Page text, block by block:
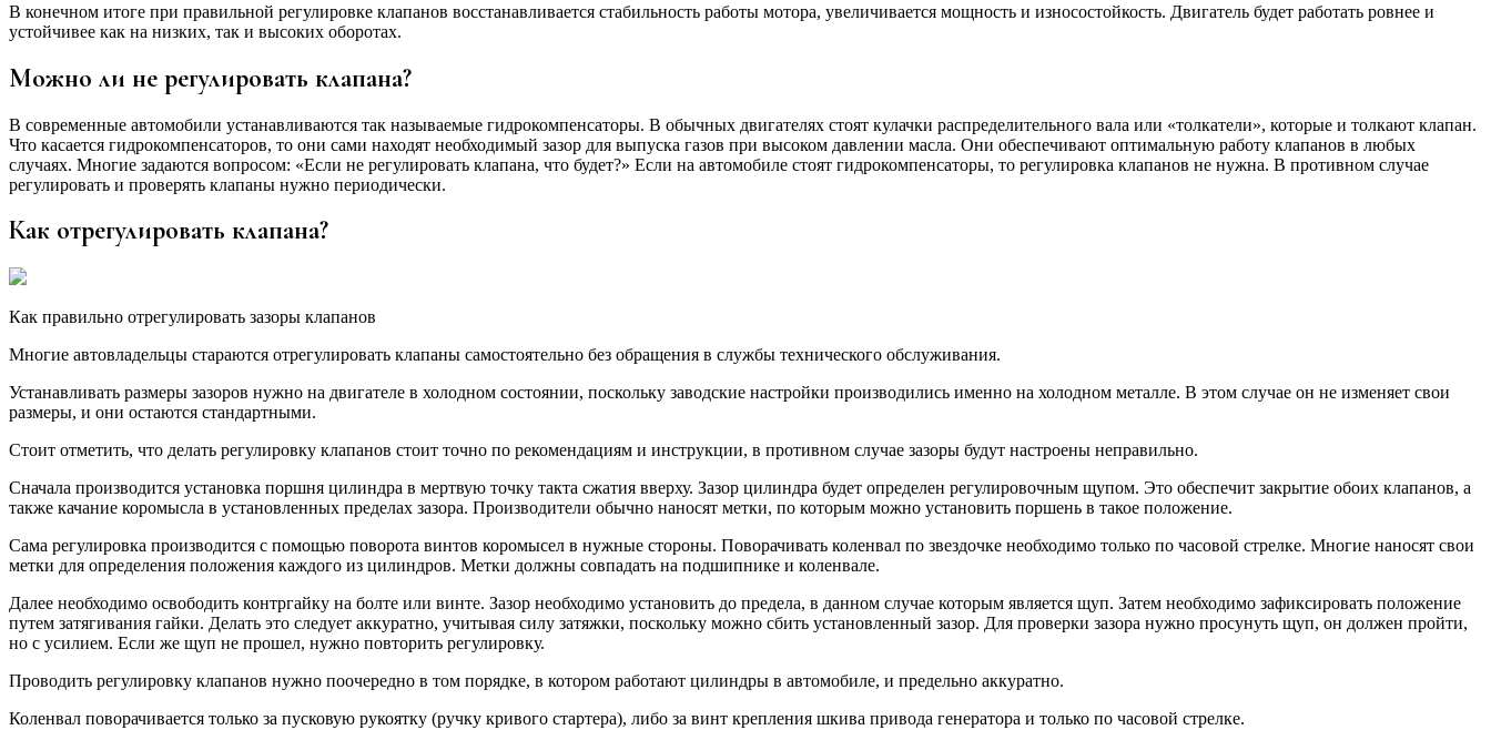
В конечном итоге при правильной регулировке клапанов восстанавливается стабильность работы мотора, увеличивается мощность и износостойкость. Двигатель будет работать ровнее и
устойчивее как на низких, так и высоких оборотах.
Можно ли не регулировать клапана?
В современные автомобили устанавливаются так называемые гидрокомпенсаторы. В обычных двигателях стоят кулачки распределительного вала или «толкатели», которые и толкают клапан.
Что касается гидрокомпенсаторов, то они сами находят необходимый зазор для выпуска газов при высоком давлении масла. Они обеспечивают оптимальную работу клапанов в любых
случаях. Многие задаются вопросом: «Если не регулировать клапана, что будет?» Если на автомобиле стоят гидрокомпенсаторы, то регулировка клапанов не нужна. В противном случае
регулировать и проверять клапаны нужно периодически.
Как отрегулировать клапана?
Как правильно отрегулировать зазоры клапанов
Многие автовладельцы стараются отрегулировать клапаны самостоятельно без обращения в службы технического обслуживания.
Устанавливать размеры зазоров нужно на двигателе в холодном состоянии, поскольку заводские настройки производились именно на холодном металле. В этом случае он не изменяет свои
размеры, и они остаются стандартными.
Стоит отметить, что делать регулировку клапанов стоит точно по рекомендациям и инструкции, в противном случае зазоры будут настроены неправильно.
Сначала производится установка поршня цилиндра в мертвую точку такта сжатия вверху. Зазор цилиндра будет определен регулировочным щупом. Это обеспечит закрытие обоих клапанов, а
также качание коромысла в установленных пределах зазора. Производители обычно наносят метки, по которым можно установить поршень в такое положение.
Сама регулировка производится с помощью поворота винтов коромысел в нужные стороны. Поворачивать коленвал по звездочке необходимо только по часовой стрелке. Многие наносят свои
метки для определения положения каждого из цилиндров. Метки должны совпадать на подшипнике и коленвале.
Далее необходимо освободить контргайку на болте или винте. Зазор необходимо установить до предела, в данном случае которым является щуп. Затем необходимо зафиксировать положение
путем затягивания гайки. Делать это следует аккуратно, учитывая силу затяжки, поскольку можно сбить установленный зазор. Для проверки зазора нужно просунуть щуп, он должен пройти,
но с усилием. Если же щуп не прошел, нужно повторить регулировку.
Проводить регулировку клапанов нужно поочередно в том порядке, в котором работают цилиндры в автомобиле, и предельно аккуратно.
Коленвал поворачивается только за пусковую рукоятку (ручку кривого стартера), либо за винт крепления шкива привода генератора и только по часовой стрелке.